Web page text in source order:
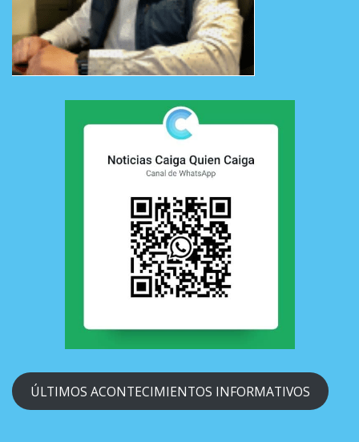
ÚLTIMOS ACONTECIMIENTOS INFORMATIVOS